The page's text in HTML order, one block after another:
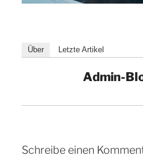
Über Letzte Artikel
Admin-
Schreibe einen